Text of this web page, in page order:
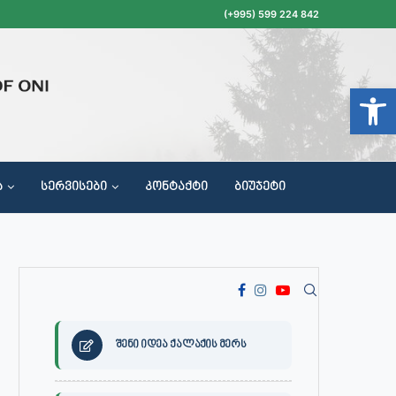
(+995) 599 224 842
ᲡᲔᲠᲕᲘᲡᲔᲑᲘ ᲙᲝᲜᲢᲐᲥᲢᲘ ᲑᲘᲣᲯᲔᲢᲘ
შენი იდეა ქალაქის მერს